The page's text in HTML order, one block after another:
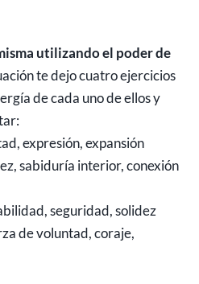
utilizando el poder de
te dejo cuatro ejercicios
de cada uno de ellos y
expresión, expansión
sabiduría interior, conexión
seguridad, solidez
de voluntad, coraje,